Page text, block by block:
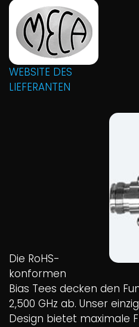
WEBSITE DES
LIEFERANTEN
Die RoHS-
konformen
Bias Tees decken den
2,500 GHz ab. Unser
Design bietet maximale